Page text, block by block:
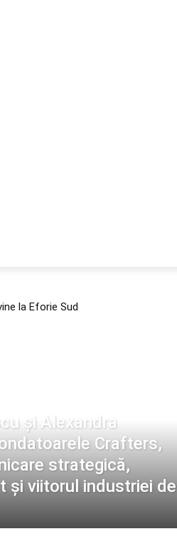
la Eforie Sud
și Alexandra
Crafters,
strategică,
și viitorul industriei de